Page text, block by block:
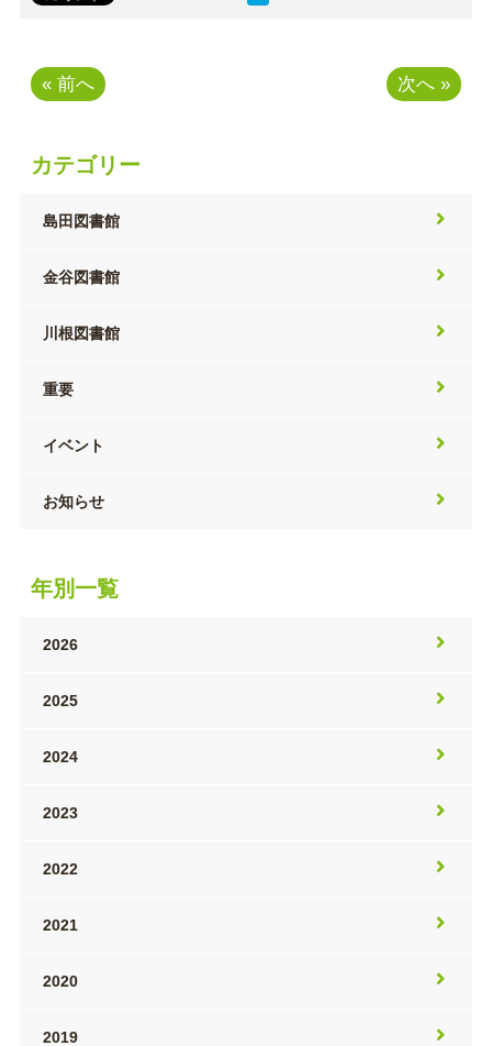
« 前へ 次へ »
カテゴリー
島田図書館
金谷図書館
川根図書館
重要
イベント
お知らせ
年別一覧
2026
2025
2024
2023
2022
2021
2020
2019